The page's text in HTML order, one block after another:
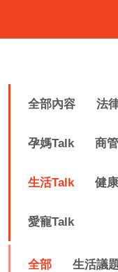
全部內容 法
孕媽Talk 商
生活Talk 健
愛寵Talk
全部 生活議